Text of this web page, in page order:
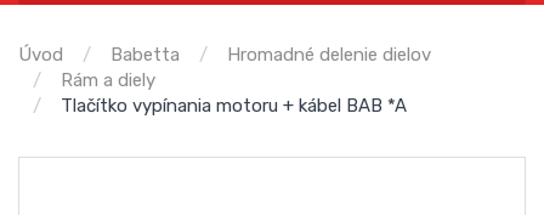
Úvod Babetta
Hromadné delenie dielov
Rám a diely
Tlačítko vypínania motoru + kábel BAB *A